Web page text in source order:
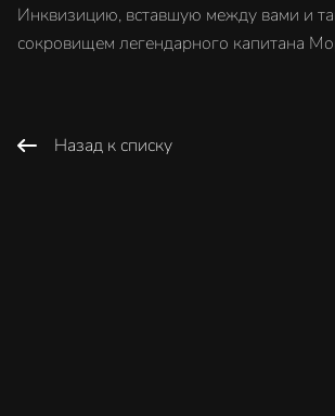
Инквизицию, вставшую между вами и
сокровищем легендарного капитана
Назад к списку